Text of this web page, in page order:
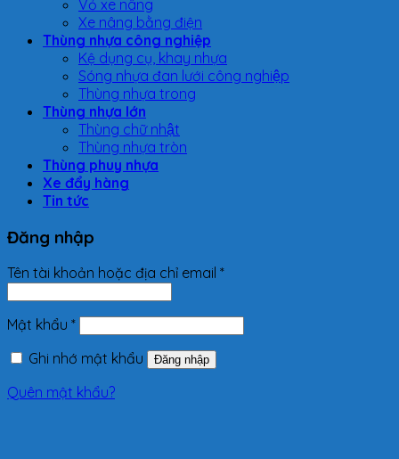
Vỏ xe nâng
Xe nâng bằng điện
Thùng nhựa công nghiệp
Kệ dụng cụ, khay nhựa
Sóng nhựa đan lưới công nghiệp
Thùng nhựa trong
Thùng nhựa lớn
Thùng chữ nhật
Thùng nhựa tròn
Thùng phuy nhựa
Xe đẩy hàng
Tin tức
Đăng nhập
Tên tài khoản hoặc địa chỉ email *
Mật khẩu *
Ghi nhớ mật khẩu
Đăng nhập
Quên mật khẩu?